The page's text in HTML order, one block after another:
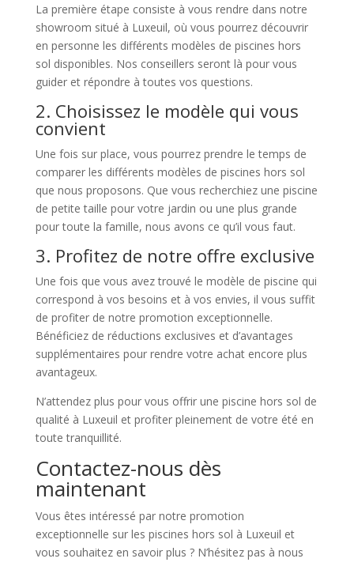
La première étape consiste à vous rendre dans notre
showroom situé à Luxeuil, où vous pourrez découvrir
en personne les différents modèles de piscines hors
sol disponibles. Nos conseillers seront là pour vous
guider et répondre à toutes vos questions.
2. Choisissez le modèle qui vous
convient
Une fois sur place, vous pourrez prendre le temps de
comparer les différents modèles de piscines hors sol
que nous proposons. Que vous recherchiez une piscine
de petite taille pour votre jardin ou une plus grande
pour toute la famille, nous avons ce qu’il vous faut.
3. Profitez de notre offre exclusive
Une fois que vous avez trouvé le modèle de piscine qui
correspond à vos besoins et à vos envies, il vous suffit
de profiter de notre promotion exceptionnelle.
Bénéficiez de réductions exclusives et d’avantages
supplémentaires pour rendre votre achat encore plus
avantageux.
N’attendez plus pour vous offrir une piscine hors sol de
qualité à Luxeuil et profiter pleinement de votre été en
toute tranquillité.
Contactez-nous dès
maintenant
Vous êtes intéressé par notre promotion
exceptionnelle sur les piscines hors sol à Luxeuil et
vous souhaitez en savoir plus ? N’hésitez pas à nous